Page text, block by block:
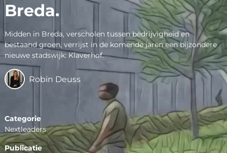
Breda.
Midden in Breda, verscholen tussen bedrijvigheid en
bestaand groen, verrijst in de komende jaren een bijzondere
nieuwe stadswijk: Klaverhof.
Robin Deuss
Categorie
Nextleaders
Publicatie